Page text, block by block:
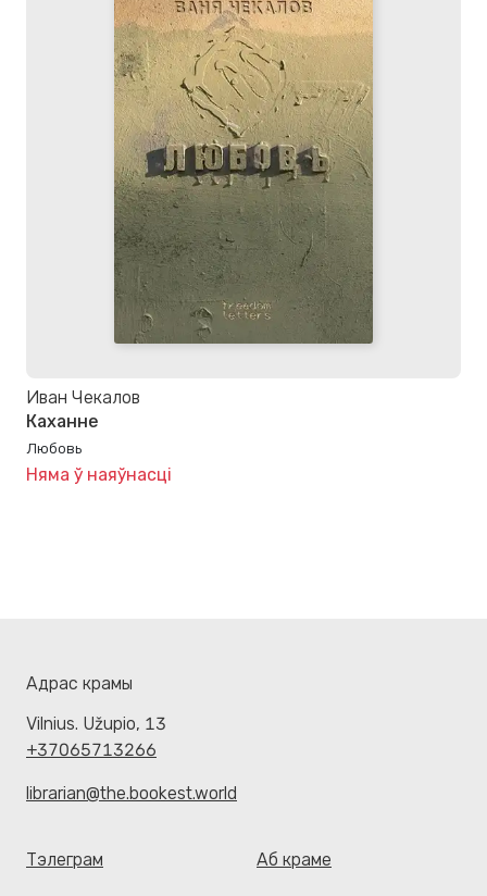
Иван Чекалов
Каханне
Любовь
Няма ў наяўнасці
Адрас крамы
Vilnius. Užupio, 13
+37065713266
librarian@the.bookest.world
Тэлеграм Аб краме